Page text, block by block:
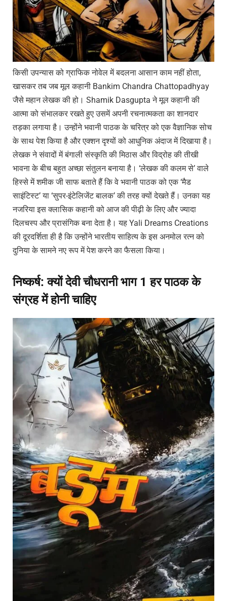
किसी उपन्यास को ग्राफिक नोवेल में बदलना आसान काम नहीं होता,
खासकर तब जब मूल कहानी Bankim Chandra Chattopadhyay
जैसे महान लेखक की हो। Shamik Dasgupta ने मूल कहानी की
आत्मा को संभालकर रखते हुए उसमें अपनी रचनात्मकता का शानदार
तड़का लगाया है। उन्होंने भवानी पाठक के चरित्र को एक वैज्ञानिक सोच
के साथ पेश किया है और एक्शन दृश्यों को आधुनिक अंदाज में दिखाया है।
लेखक ने संवादों में बंगाली संस्कृति की मिठास और विद्रोह की तीखी
भावना के बीच बहुत अच्छा संतुलन बनाया है। ‘लेखक की कलम से’ वाले
हिस्से में शमीक जी साफ बताते हैं कि वे भवानी पाठक को एक ‘मैड
साइंटिस्ट’ या ‘सुपर-इंटेलिजेंट बालक’ की तरह क्यों देखते हैं। उनका यह
नजरिया इस क्लासिक कहानी को आज की पीढ़ी के लिए और ज्यादा
दिलचस्प और प्रासंगिक बना देता है। यह Yali Dreams Creations
की दूरदर्शिता ही है कि उन्होंने भारतीय साहित्य के इस अनमोल रत्न को
दुनिया के सामने नए रूप में पेश करने का फैसला किया।
निष्कर्ष: क्यों देवी चौधरानी भाग 1 हर पाठक के
संग्रह में होनी चाहिए